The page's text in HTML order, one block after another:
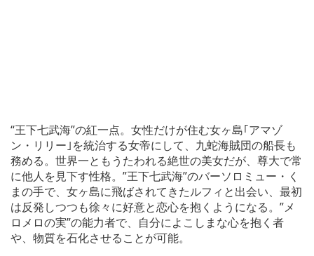
“王下七武海”の紅一点。女性だけが住む女ヶ島｢アマゾ
ン・リリー｣を統治する女帝にして、九蛇海賊団の船長も
務める。世界一ともうたわれる絶世の美女だが、尊大で常
に他人を見下す性格。”王下七武海”のバーソロミュー・く
まの手で、女ヶ島に飛ばされてきたルフィと出会い、最初
は反発しつつも徐々に好意と恋心を抱くようになる。”メ
ロメロの実”の能力者で、自分によこしまな心を抱く者
や、物質を石化させることが可能。